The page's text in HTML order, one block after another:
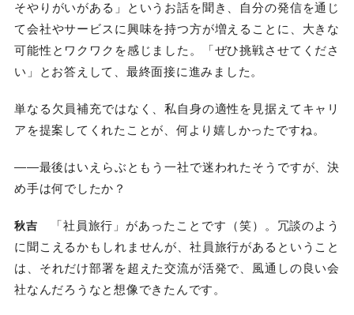
そやりがいがある」というお話を聞き、自分の発信を通じ
て会社やサービスに興味を持つ方が増えることに、大きな
可能性とワクワクを感じました。「ぜひ挑戦させてくださ
い」とお答えして、最終面接に進みました。
単なる欠員補充ではなく、私自身の適性を見据えてキャリ
アを提案してくれたことが、何より嬉しかったですね。
――最後はいえらぶともう一社で迷われたそうですが、決
め手は何でしたか？
秋吉 「社員旅行」があったことです（笑）。冗談のよう
に聞こえるかもしれませんが、社員旅行があるということ
は、それだけ部署を超えた交流が活発で、風通しの良い会
社なんだろうなと想像できたんです。